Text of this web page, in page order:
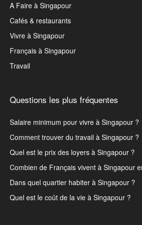
A Faire à Singapour
Cafés & restaurants
Vivre à Singapour
Français à Singapour
Travail
Questions les plus fréquentes
Salaire minimum pour vivre à Singapour ?
Comment trouver du travail à Singapour ?
Quel est le prix des loyers à Singapour ?
Combien de Français vivent à Singapour
Dans quel quartier habiter à Singapour ?
Quel est le coût de la vie à Singapour ?